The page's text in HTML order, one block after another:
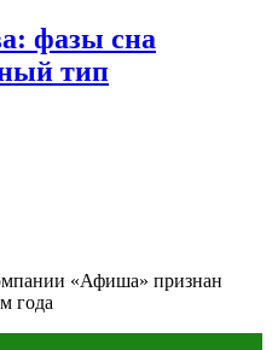
фазы сна
тип
«Афиша» признан
года